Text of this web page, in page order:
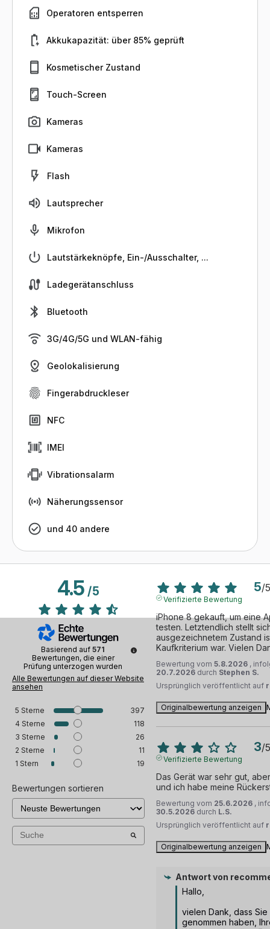
Operatoren entsperren
Akkukapazität: über 85% geprüft
Kosmetischer Zustand
Touch-Screen
Kameras
Kameras
Flash
Lautsprecher
Mikrofon
Lautstärkeknöpfe, Ein-/Ausschalter, ...
Ladegerätanschluss
Bluetooth
3G/4G/5G und WLAN-fähig
Geolokalisierung
Fingerabdruckleser
NFC
IMEI
Vibrationsalarm
Näherungssensor
und 40 andere
4.5/5
Basierend auf 571
Bewertungen, die einer
Prüfung unterzogen wurden
Alle Bewertungen auf dieser Website
ansehen
5 Sterne
397
4 Sterne
118
3 Sterne
26
2 Sterne
11
1 Stern 19
Bewertungen sortieren
5/5
Verifizierte Bewertung
iPhone 8 gekauft, um eine
testen. Letztendlich stellt
ausgezeichnetem Zustand
Kaufkriterium war. Vielen
Bewertung vom 5.8.2026 ,
20.7.2026 durch Stephen S.
Ursprünglich veröffentlicht auf
Originalbewertung anzeigen
3/5
Verifizierte Bewertung
Das Gerät war sehr gut,
und ich habe meine
Bewertung vom 25.6.2026 ,
30.5.2026 durch L.S.
Ursprünglich veröffentlicht auf
Originalbewertung anzeigen
Antwort von
Hallo,
vielen Dank, dass
genommen haben,